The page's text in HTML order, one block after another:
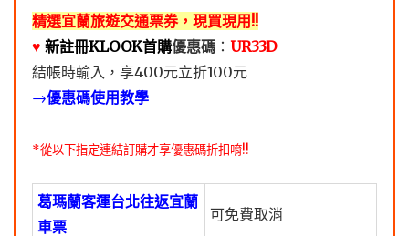
精選宜蘭旅遊交通票券，現買現用!!
♥️ 新註冊KLOOK首購優惠碼 ： UR33D
結帳時輸入，享400元立折100元
→優惠碼使用教學
*從以下指定連結訂購才享優惠碼折扣唷!!
葛瑪蘭客運台北往返宜蘭
車票
可免費取消